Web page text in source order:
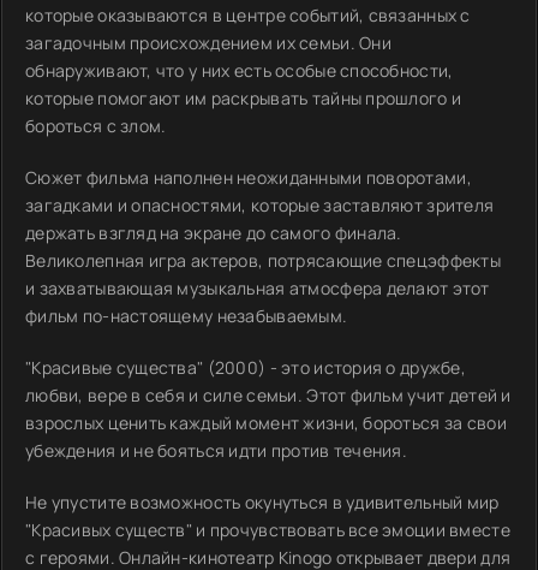
которые оказываются в центре событий, связанных с
загадочным происхождением их семьи. Они
обнаруживают, что у них есть особые способности,
которые помогают им раскрывать тайны прошлого и
бороться с злом.
Сюжет фильма наполнен неожиданными поворотами,
загадками и опасностями, которые заставляют зрителя
держать взгляд на экране до самого финала.
Великолепная игра актеров, потрясающие спецэффекты
и захватывающая музыкальная атмосфера делают этот
фильм по-настоящему незабываемым.
"Красивые существа" (2000) - это история о дружбе,
любви, вере в себя и силе семьи. Этот фильм учит детей и
взрослых ценить каждый момент жизни, бороться за свои
убеждения и не бояться идти против течения.
Не упустите возможность окунуться в удивительный мир
"Красивых существ" и прочувствовать все эмоции вместе
с героями. Онлайн-кинотеатр Kinogo открывает двери для